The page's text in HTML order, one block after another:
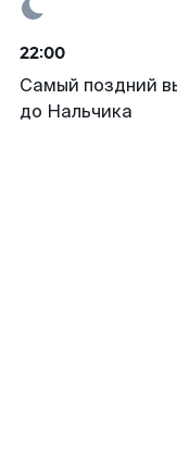
22:00
Самый поздний
до Нальчика